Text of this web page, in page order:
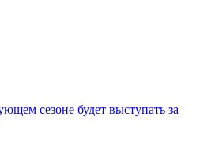
сезоне будет выступать за